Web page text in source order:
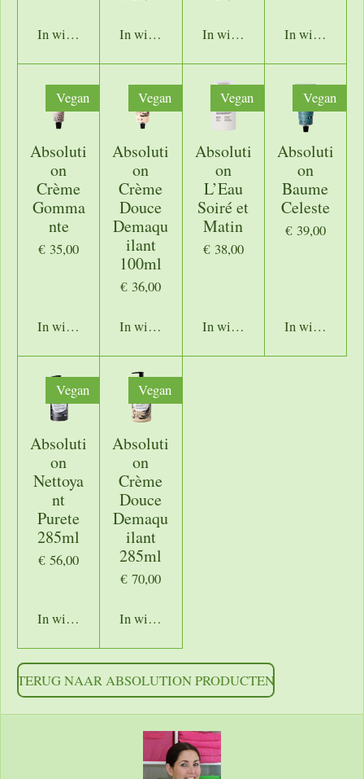
In winkelwagenIn winkelwagenIn winkelwagenIn
Vegan
Absoluti
on
Crème
Gomma
nte
€ 35,00
In winkelwagen
Vegan
Absoluti
on
Crème
Douce
Demaqu
ilant
100ml
€ 36,00
In winkelwagen
Vegan
Absoluti
on
L’Eau
Soiré et
Matin
€ 38,00
In winkelwagen
Vegan
Absoluti
on
Baume
Celeste
€ 39,00
In
Vegan
Absoluti
on
Nettoya
nt
Purete
285ml
€ 56,00
In winkelwagen
Vegan
Absoluti
on
Crème
Douce
Demaqu
ilant
285ml
€ 70,00
In winkelwagen
TERUG NAAR ABSOLUTION PRODUCTEN